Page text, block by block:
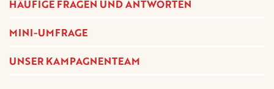
HÄUFIGE FRAGEN UND ANTWORTEN
MINI-UMFRAGE
UNSER KAMPAGNENTEAM